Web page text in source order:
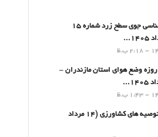
هشدار هواشناسی جوی سطح زرد شماره 15
پیش بینی 5 روزه وضع هوای استان مازندران –
پیش بینی و توصیه های کشاورزی (14 مرداد